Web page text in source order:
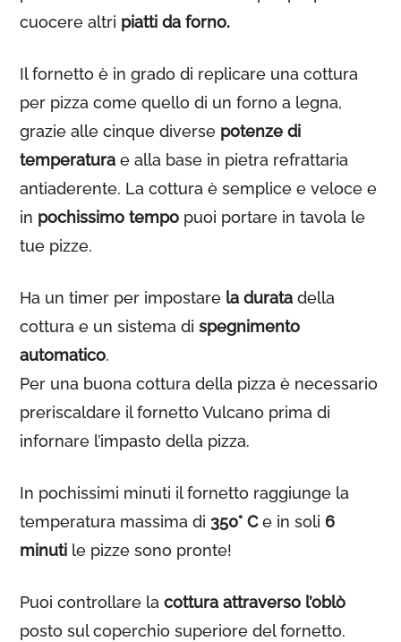
cuocere altri piatti da forno.
Il fornetto è in grado di replicare una cottura
per pizza come quello di un forno a legna,
grazie alle cinque diverse potenze di
temperatura e alla base in pietra refrattaria
antiaderente. La cottura è semplice e veloce e
in pochissimo tempo puoi portare in tavola le
tue pizze.
Ha un timer per impostare la durata della
cottura e un sistema dispegnimento
automatico.
Per una buona cottura della pizza è necessario
preriscaldare il fornetto Vulcano prima di
infornare l’impasto della pizza.
In pochissimi minuti il fornetto raggiunge la
temperatura massima di 350° Ce in soli 6
minuti le pizze sono pronte!
Puoi controllare lacottura attraverso l’oblò
posto sul coperchio superiore del fornetto.